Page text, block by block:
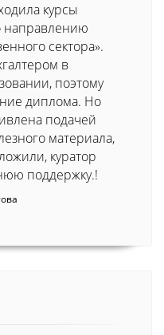
курсы
направлению
сектора».
в
поэтому
диплома. Но
подачей
материала,
куратор
поддержку.!